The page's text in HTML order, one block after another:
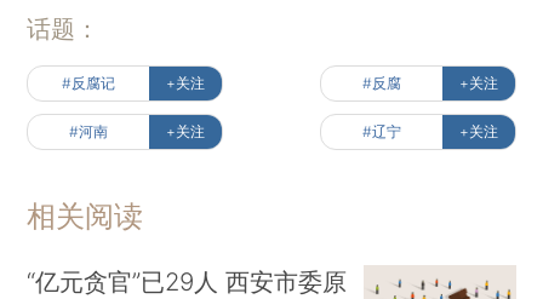
话题：
#反腐记 +关注 #反腐 +关注
#河南 +关注 #辽宁 +关注
相关阅读
“亿元贪官”已29人 西安市委原